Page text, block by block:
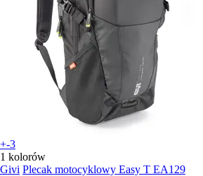
+-3
1 kolorów
Givi Plecak motocyklowy Easy T EA129